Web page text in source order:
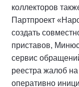
коллекторов
Партпроект
создать
приставов,
сервис
реестра жалоб
оперативно